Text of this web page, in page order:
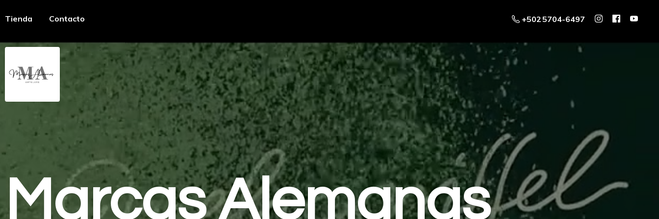
Tienda Contacto +502 5704-6497
MarcasAlemanas